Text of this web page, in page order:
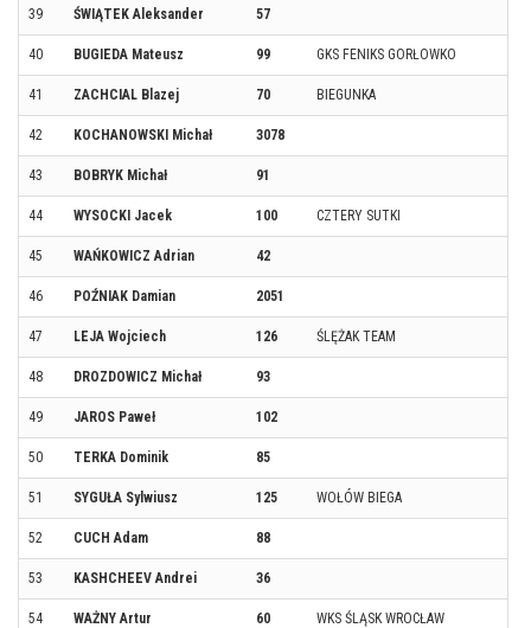
39 ŚWIĄTEK Aleksander 57
40 BUGIEDA Mateusz 99 GKS FENIKS GORŁOWKO
41 ZACHCIAL Blazej 70 BIEGUNKA
42 KOCHANOWSKI Michał 3078
43 BOBRYK Michał 91
44 WYSOCKI Jacek 100 CZTERY SUTKI
45 WAŃKOWICZ Adrian 42
46 POŹNIAK Damian 2051
47 LEJA Wojciech 126 ŚLĘŻAK TEAM
48 DROZDOWICZ Michał 93
49 JAROS Paweł 102
50 TERKA Dominik 85
51 SYGUŁA Sylwiusz 125 WOŁÓW BIEGA
52 CUCH Adam 88
53 KASHCHEEV Andrei 36
54 WAŻNY Artur 60 WKS ŚLĄSK WROCŁAW